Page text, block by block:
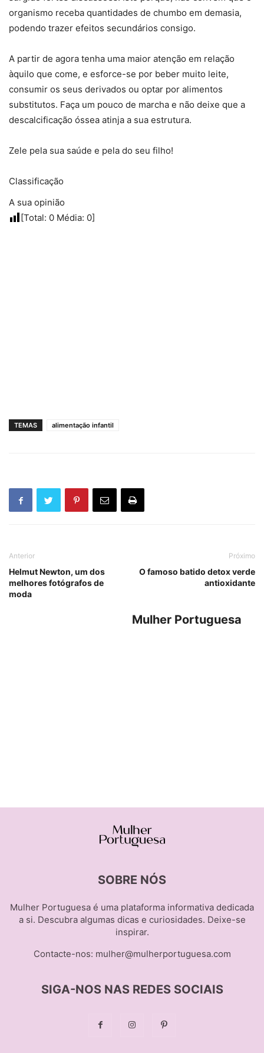
organismo receba quantidades de chumbo em demasia,
podendo trazer efeitos secundários consigo.
A partir de agora tenha uma maior atenção em relação
àquilo que come, e esforce-se por beber muito leite,
consumir os seus derivados ou optar por alimentos
substitutos. Faça um pouco de marcha e não deixe que a
descalcificação óssea atinja a sua estrutura.
Zele pela sua saúde e pela do seu filho!
Classificação
A sua opinião
[Total: 0 Média: 0]
TEMAS alimentação infantil
Anterior
Helmut Newton, um dos
melhores fotógrafos de
moda
Próximo
O famoso batido detox verde
antioxidante
Mulher Portuguesa
SOBRE NÓS
Mulher Portuguesa é uma plataforma informativa dedicada
a si. Descubra algumas dicas e curiosidades. Deixe-se
inspirar.
Contacte-nos: mulher@mulherportuguesa.com
SIGA-NOS NAS REDES SOCIAIS